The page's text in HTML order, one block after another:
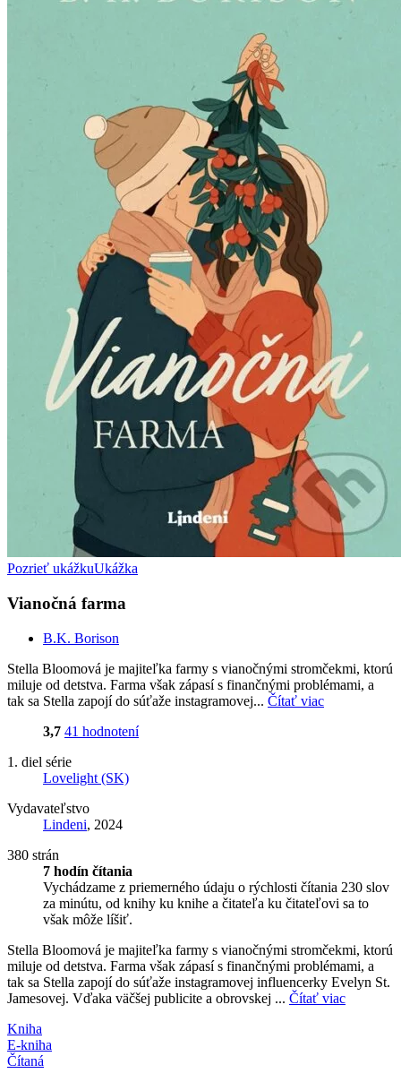
Pozrieť ukážkuUkážka
Vianočná farma
B.K. Borison
Stella Bloomová je majiteľka farmy s vianočnými stromčekmi, ktorú
miluje od detstva. Farma však zápasí s finančnými problémami, a
tak sa Stella zapojí do súťaže instagramovej... Čítať viac
3,7 41 hodnotení
1. diel série
Lovelight (SK)
Vydavateľstvo
Lindeni, 2024
380 strán
7 hodín čítania
Vychádzame z priemerného údaju o rýchlosti čítania 230 slov
za minútu, od knihy ku knihe a čitateľa ku čitateľovi sa to
však môže líšiť.
Stella Bloomová je majiteľka farmy s vianočnými stromčekmi, ktorú
miluje od detstva. Farma však zápasí s finančnými problémami, a
tak sa Stella zapojí do súťaže instagramovej influencerky Evelyn St.
Jamesovej. Vďaka väčšej publicite a obrovskej ... Čítať viac
Kniha
E-kniha
Čítaná